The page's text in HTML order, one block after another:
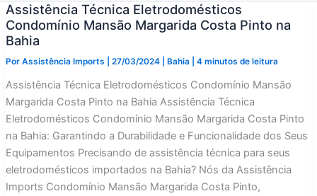
Assistência Técnica Eletrodomésticos
Condomínio Mansão Margarida Costa Pinto na
Bahia
Por Assistência Imports 27/03/2024 Bahia 4 minutos de leitura
Assistência Técnica Eletrodomésticos Condomínio Mansão
Margarida Costa Pinto na Bahia Assistência Técnica
Eletrodomésticos Condomínio Mansão Margarida Costa Pinto
na Bahia: Garantindo a Durabilidade e Funcionalidade dos Seus
Equipamentos Precisando de assistência técnica para seus
eletrodomésticos importados na Bahia? Nós da Assistência
Imports Condomínio Mansão Margarida Costa Pinto,